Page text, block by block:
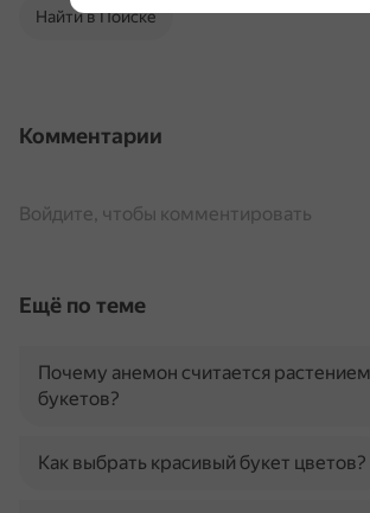
Найти в Поиске
Комментарии
Войдите, чтобы комментировать
Ещё по теме
Почему анемон считается
букетов?
Как выбрать красивый букет цветов?